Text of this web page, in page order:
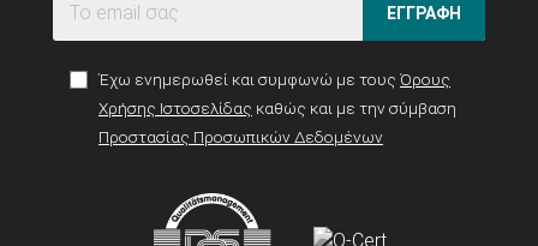
ΕΓΓΡΑΦΗ
Έχω ενημερωθεί και συμφωνώ με τους Όρους
Χρήσης Ιστοσελίδας καθώς και με την σύμβαση
Προστασίας Προσωπικών Δεδομένων